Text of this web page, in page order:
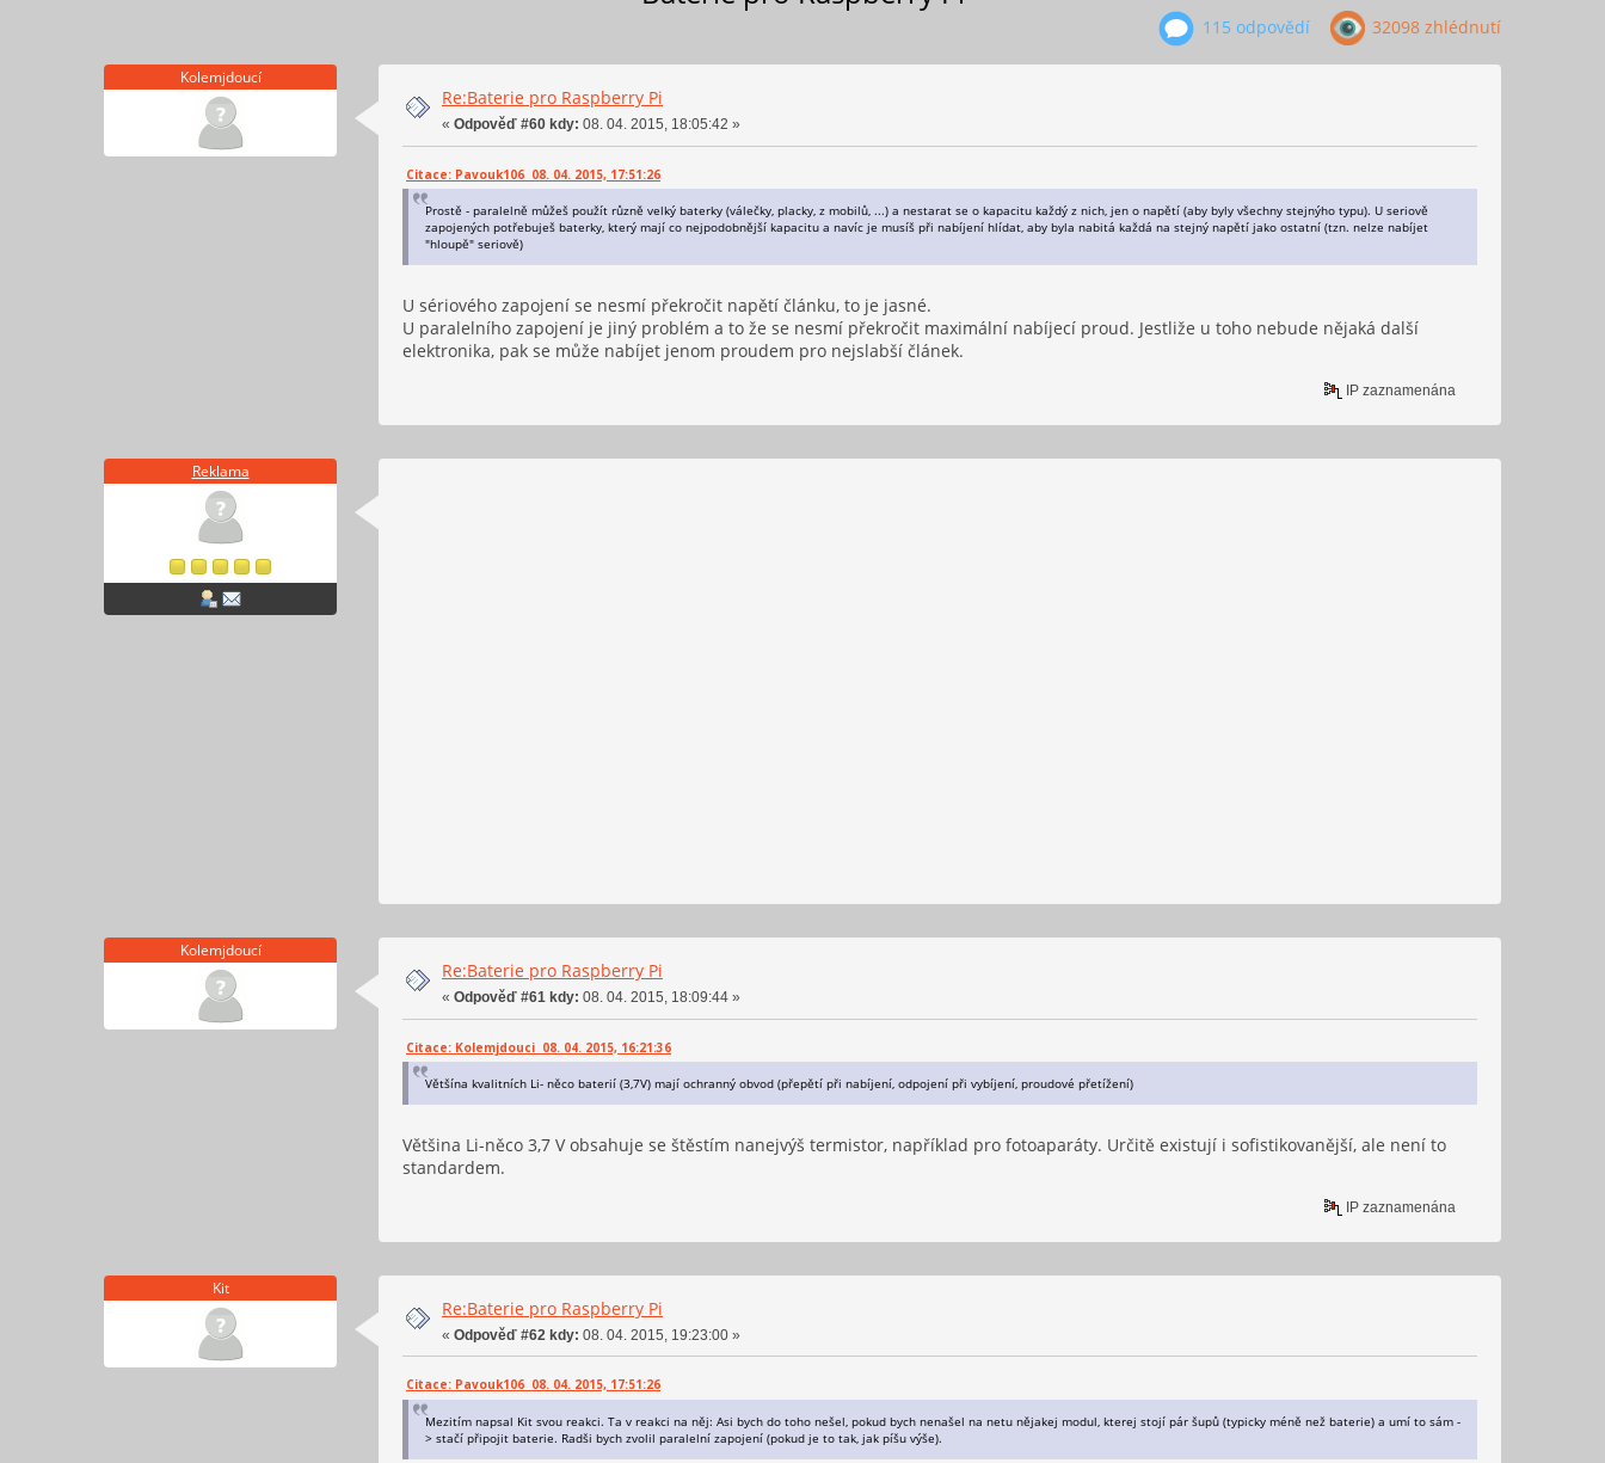
115 odpovědí 32098 zhlédnutí
Kolemjdoucí
Re:Baterie pro Raspberry Pi
« Odpověď #60 kdy: 08. 04. 2015, 18:05:42 »
Citace: Pavouk106 08. 04. 2015, 17:51:26
Prostě - paralelně můžeš použít různě velký baterky (válečky, placky, z mobilů, ...) a nestarat se o kapacitu každý z nich, jen o napětí (aby byly všechny stejnýho typu). U seriově
zapojených potřebuješ baterky, který mají co nejpodobnější kapacitu a navíc je musíš při nabíjení hlídat, aby byla nabitá každá na stejný napětí jako ostatní (tzn. nelze nabíjet
"hloupě" seriově)
U sériového zapojení se nesmí překročit napětí článku, to je jasné.
U paralelního zapojení je jiný problém a to že se nesmí překročit maximální nabíjecí proud. Jestliže u toho nebude nějaká další
elektronika, pak se může nabíjet jenom proudem pro nejslabší článek.
IP zaznamenána
Reklama
Kolemjdoucí
Re:Baterie pro Raspberry Pi
« Odpověď #61 kdy: 08. 04. 2015, 18:09:44 »
Citace: Kolemjdouci 08. 04. 2015, 16:21:36
Většína kvalitních Li- něco baterií (3,7V) mají ochranný obvod (přepětí při nabíjení, odpojení při vybíjení, proudové přetížení)
Většina Li-něco 3,7 V obsahuje se štěstím nanejvýš termistor, například pro fotoaparáty. Určitě existují i sofistikovanější, ale není to
standardem.
IP zaznamenána
Kit
Re:Baterie pro Raspberry Pi
« Odpověď #62 kdy: 08. 04. 2015, 19:23:00 »
Citace: Pavouk106 08. 04. 2015, 17:51:26
Mezitím napsal Kit svou reakci. Ta v reakci na něj: Asi bych do toho nešel, pokud bych nenašel na netu nějakej modul, kterej stojí pár šupů (typicky méně než baterie) a umí to sám -
> stačí připojit baterie. Radši bych zvolil paralelní zapojení (pokud je to tak, jak píšu výše).